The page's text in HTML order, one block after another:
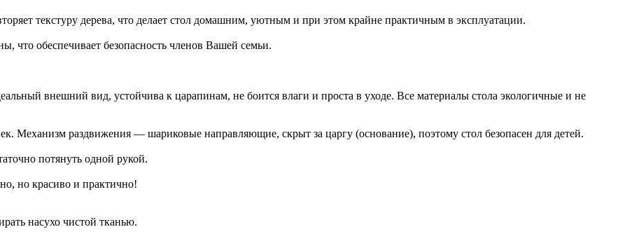
текстуру дерева, что делает стол домашним, уютным и при этом крайне практичным в эксплуатации.
обеспечивает безопасность членов Вашей семьи.
внешний вид, устойчива к царапинам, не боится влаги и проста в уходе. Все материалы стола экологичные и не
Механизм раздвижения — шариковые направляющие, скрыт за царгу (основание), поэтому стол безопасен для детей.
потянуть одной рукой.
но красиво и практично!
насухо чистой тканью.